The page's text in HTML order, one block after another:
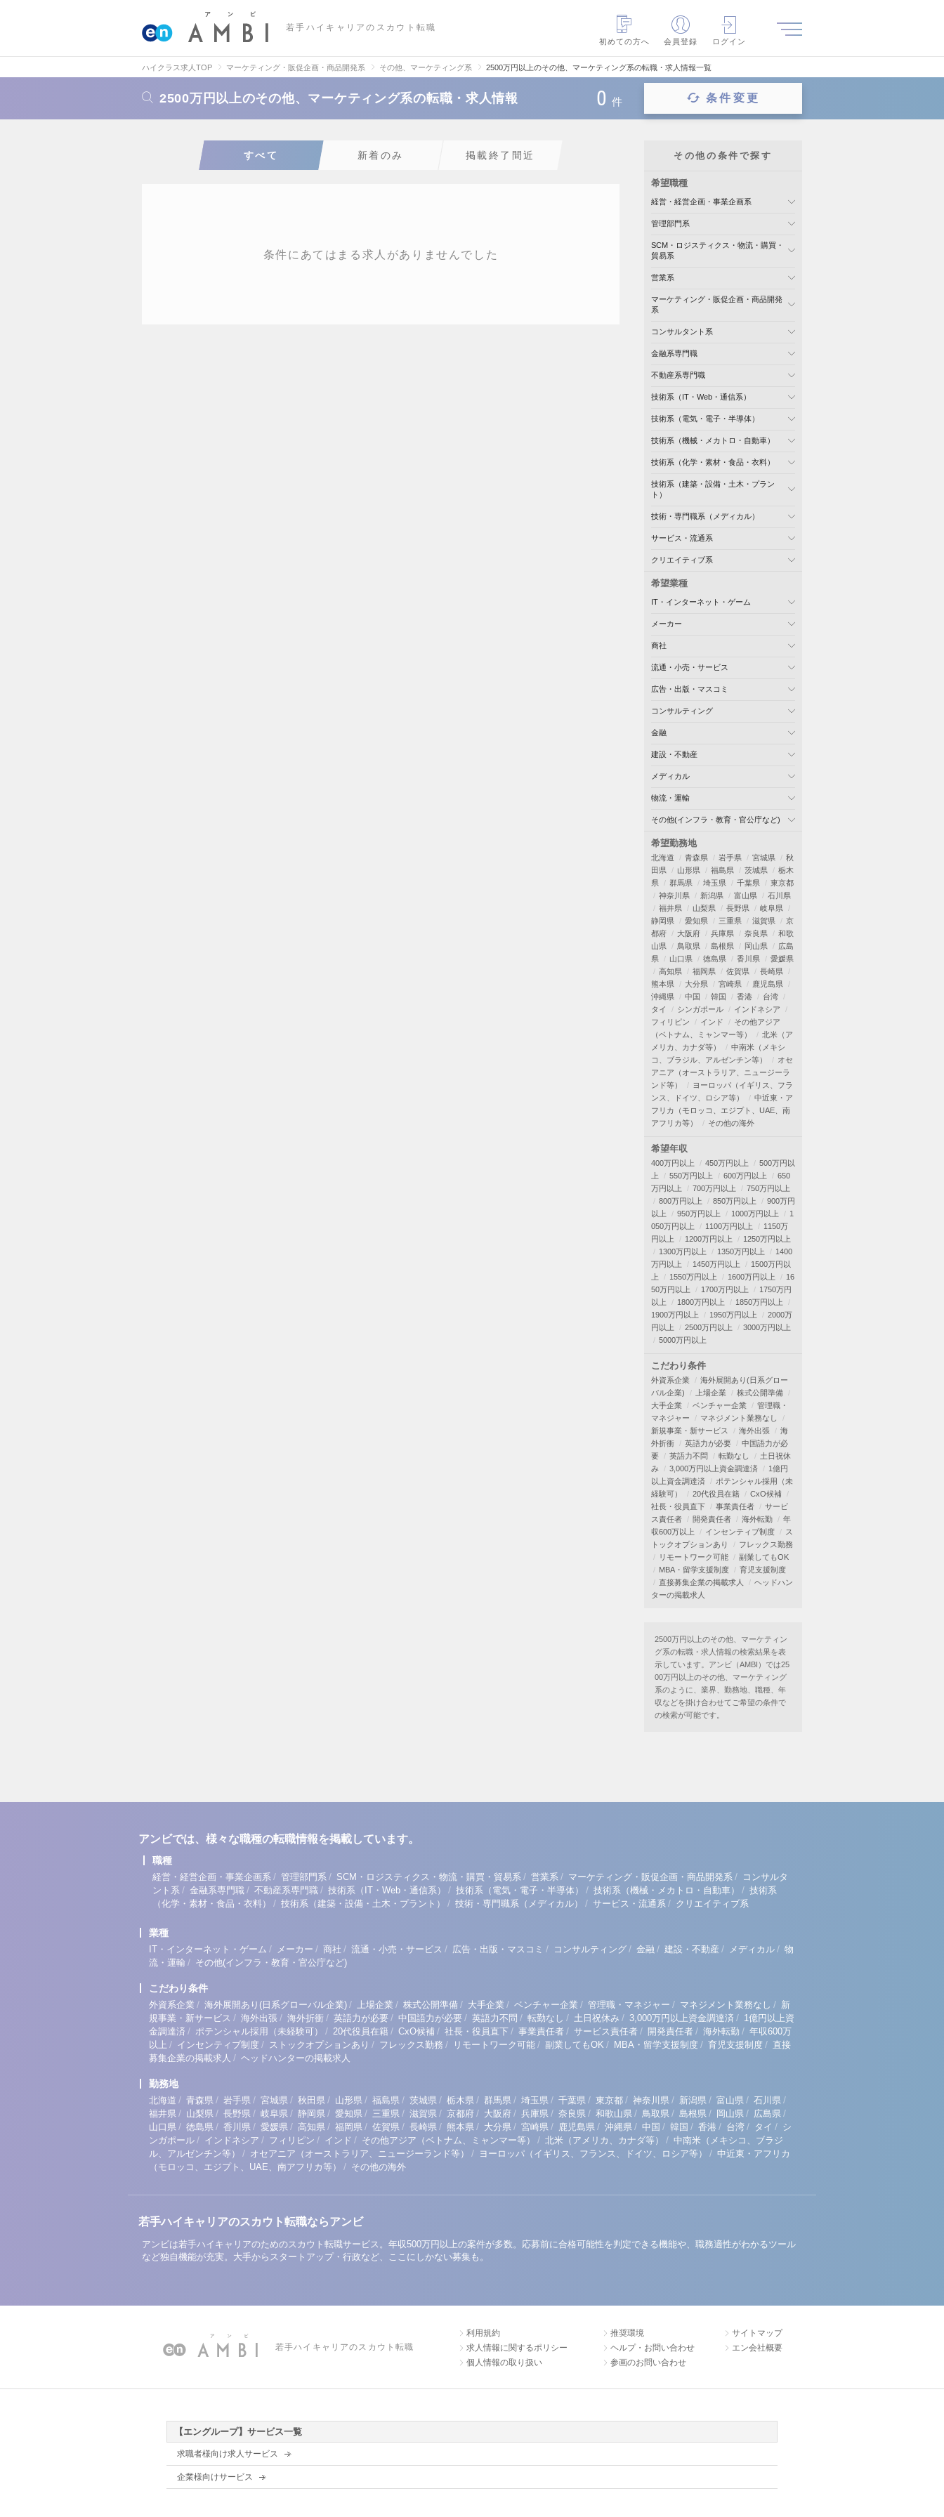
若手ハイキャリアのスカウト転職
初めての方へ
会員登録 ログイン
ハイクラス求人TOP マーケティング・販促企画・商品開発系 その他、マーケティング系 2500万円以上のその他、マーケティング系の転職・求人情報一覧
2500万円以上のその他、マーケティング系の転職・求人情報 0 件 条件変更
すべて 新着のみ 掲載終了間近
条件にあてはまる求人がありませんでした
その他の条件で探す
希望職種
経営・経営企画・事業企画系
管理部門系
SCM・ロジスティクス・物流・購買・
貿易系
営業系
マーケティング・販促企画・商品開発
系
コンサルタント系
金融系専門職
不動産系専門職
技術系（IT・Web・通信系）
技術系（電気・電子・半導体）
技術系（機械・メカトロ・自動車）
技術系（化学・素材・食品・衣料）
技術系（建築・設備・土木・プラン
ト）
技術・専門職系（メディカル）
サービス・流通系
クリエイティブ系
希望業種
IT・インターネット・ゲーム
メーカー
商社
流通・小売・サービス
広告・出版・マスコミ
コンサルティング
金融
建設・不動産
メディカル
物流・運輸
その他(インフラ・教育・官公庁など)
希望勤務地
北海道 青森県 岩手県 宮城県
秋
田県
山形県 福島県 茨城県
栃木
県
群馬県 埼玉県 千葉県
東京都
神奈川県
新潟県 富山県
石川県
福井県
山梨県 長野県
岐阜県
静岡県
愛知県 三重県 滋賀県
京
都府
大阪府 兵庫県 奈良県
和歌
山県
鳥取県 島根県 岡山県
広島
県
山口県 徳島県 香川県
愛媛県
高知県
福岡県 佐賀県
長崎県
熊本県
大分県 宮崎県
鹿児島県
沖縄県
中国 韓国 香港
台湾
タイ
シンガポール
インドネシア
フィリピン
インド
その他アジア
（ベトナム、ミャンマー等）
北米（ア
メリカ、カナダ等）
中南米（メキシ
コ、ブラジル、アルゼンチン等）
オセ
アニア（オーストラリア、ニュージーラ
ンド等）
ヨーロッパ（イギリス、フラ
ンス、ドイツ、ロシア等）
中近東・ア
フリカ（モロッコ、エジプト、UAE、南
アフリカ等）
その他の海外
希望年収
400万円以上 450万円以上
500万円以
上
550万円以上 600万円以上
650
万円以上
700万円以上
750万円以上
800万円以上
850万円以上
900万円
以上
950万円以上 1000万円以上
1
050万円以上
1100万円以上
1150万
円以上
1200万円以上
1250万円以上
1300万円以上
1350万円以上
1400
万円以上
1450万円以上
1500万円以
上
1550万円以上 1600万円以上
16
50万円以上
1700万円以上
1750万円
以上
1800万円以上
1850万円以上
1900万円以上
1950万円以上
2000万
円以上
2500万円以上
3000万円以上
5000万円以上
こだわり条件
外資系企業
海外展開あり(日系グロー
バル企業)
上場企業
株式公開準備
大手企業
ベンチャー企業
管理職・
マネジャー
マネジメント業務なし
新規事業・新サービス
海外出張
海
外折衝
英語力が必要
中国語力が必
要
英語力不問 転勤なし
土日祝休
み
3,000万円以上資金調達済
1億円
以上資金調達済
ポテンシャル採用（未
経験可）
20代役員在籍
CxO候補
社長・役員直下
事業責任者
サービ
ス責任者
開発責任者 海外転勤
年
収600万以上
インセンティブ制度
ス
トックオプションあり
フレックス勤務
リモートワーク可能
副業してもOK
MBA・留学支援制度
育児支援制度
直接募集企業の掲載求人
ヘッドハン
ターの掲載求人
2500万円以上のその他、マーケティン
グ系の転職・求人情報の検索結果を表
示しています。アンビ（AMBI）では25
00万円以上のその他、マーケティング
系のように、業界、勤務地、職種、年
収などを掛け合わせてご希望の条件で
の検索が可能です。
アンビでは、様々な職種の転職情報を掲載しています。
職種
経営・経営企画・事業企画系 / 管理部門系 / SCM・ロジスティクス・物流・購買・貿易系 / 営業系 / マーケティング・販促企画・商品開発系 / コンサルタ
ント系 / 金融系専門職 / 不動産系専門職 / 技術系（IT・Web・通信系） / 技術系（電気・電子・半導体） / 技術系（機械・メカトロ・自動車） / 技術系
（化学・素材・食品・衣料）
/ 技術系（建築・設備・土木・プラント） / 技術・専門職系（メディカル） / サービス・流通系 / クリエイティブ系
業種
IT・インターネット・ゲーム / メーカー / 商社 / 流通・小売・サービス / 広告・出版・マスコミ / コンサルティング / 金融 / 建設・不動産 / メディカル / 物
流・運輸 / その他(インフラ・教育・官公庁など)
こだわり条件
外資系企業 / 海外展開あり(日系グローバル企業) / 上場企業 / 株式公開準備 / 大手企業 / ベンチャー企業 / 管理職・マネジャー / マネジメント業務なし / 新
規事業・新サービス / 海外出張 / 海外折衝 / 英語力が必要 / 中国語力が必要 / 英語力不問 / 転勤なし / 土日祝休み / 3,000万円以上資金調達済 / 1億円以上資
金調達済 / ポテンシャル採用（未経験可） / 20代役員在籍 / CxO候補 / 社長・役員直下 / 事業責任者 / サービス責任者 / 開発責任者 / 海外転勤 / 年収600万
以上 / インセンティブ制度 / ストックオプションあり / フレックス勤務 / リモートワーク可能 / 副業してもOK / MBA・留学支援制度 / 育児支援制度 / 直接
募集企業の掲載求人 / ヘッドハンターの掲載求人
勤務地
北海道 / 青森県 / 岩手県 / 宮城県 / 秋田県 / 山形県 / 福島県 / 茨城県 / 栃木県 / 群馬県 / 埼玉県 / 千葉県 / 東京都 / 神奈川県 / 新潟県 / 富山県 / 石川県 /
福井県 / 山梨県 / 長野県 / 岐阜県 / 静岡県 / 愛知県 / 三重県 / 滋賀県 / 京都府 / 大阪府 / 兵庫県 / 奈良県 / 和歌山県 / 鳥取県 / 島根県 / 岡山県 / 広島県 /
山口県 / 徳島県 / 香川県 / 愛媛県 / 高知県 / 福岡県 / 佐賀県 / 長崎県 / 熊本県 / 大分県 / 宮崎県 / 鹿児島県 / 沖縄県 / 中国 / 韓国 / 香港 / 台湾 / タイ / シ
ンガポール / インドネシア / フィリピン / インド / その他アジア（ベトナム、ミャンマー等） / 北米（アメリカ、カナダ等） / 中南米（メキシコ、ブラジ
ル、アルゼンチン等）
/ オセアニア（オーストラリア、ニュージーランド等） / ヨーロッパ（イギリス、フランス、ドイツ、ロシア等） / 中近東・アフリカ
（モロッコ、エジプト、UAE、南アフリカ等）
/ その他の海外
若手ハイキャリアのスカウト転職ならアンビ
アンビは若手ハイキャリアのためのスカウト転職サービス。年収500万円以上の案件が多数。応募前に合格可能性を判定できる機能や、職務適性がわかるツール
など独自機能が充実。大手からスタートアップ・行政など、ここにしかない募集も。
若手ハイキャリアのスカウト転職
利用規約
求人情報に関するポリシー
個人情報の取り扱い
推奨環境
ヘルプ・お問い合わせ
参画のお問い合わせ
サイトマップ
エン会社概要
【エングループ】サービス一覧
求職者様向け求人サービス
企業様向けサービス